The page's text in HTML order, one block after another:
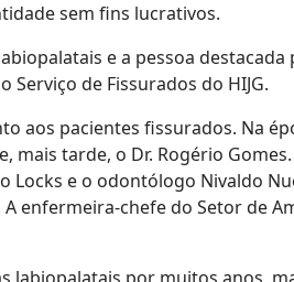
sem fins lucrativos.
e a pessoa
de Fissurados do HIJG.
aos pacientes fissurados. Na
mais tarde, o Dr. Rogério
Locks e o odontólogo Nivaldo
enfermeira-chefe do Setor de